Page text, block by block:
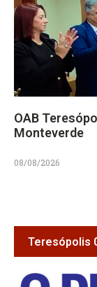
OAB
Monteverde
08/08/2026
Teresópolis